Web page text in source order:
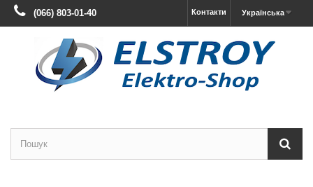
Українська
Контакти
(066) 803-01-40